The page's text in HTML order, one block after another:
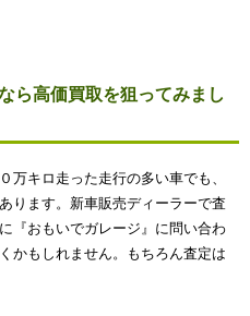
ら高価買取を狙ってみまし
万キロ走った走行の多い車でも、
ります。新車販売ディーラーで査
『おもいでガレージ』に問い合わ
かもしれません。もちろん査定は